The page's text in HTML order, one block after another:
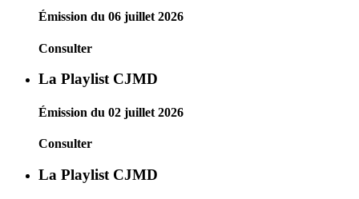
Émission du 06 juillet 2026
Consulter
La Playlist CJMD
Émission du 02 juillet 2026
Consulter
La Playlist CJMD